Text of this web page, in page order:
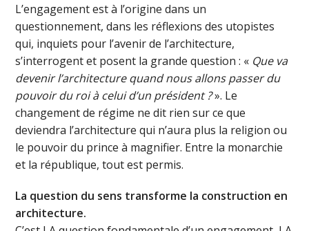
L’engagement est à l’origine dans un
questionnement, dans les réflexions des utopistes
qui, inquiets pour l’avenir de l’architecture,
s’interrogent et posent la grande question : « Que va
devenir l’architecture quand nous allons passer du
pouvoir du roi à celui d’un président ?». Le
changement de régime ne dit rien sur ce que
deviendra l’architecture qui n’aura plus la religion ou
le pouvoir du prince à magnifier. Entre la monarchie
et la république, tout est permis.
La question du sens transforme la construction en
architecture.